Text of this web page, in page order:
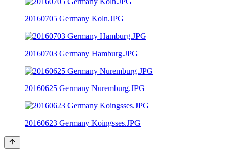
20160705 Germany Koln.JPG
20160703 Germany Hamburg.JPG
20160625 Germany Nuremburg.JPG
20160623 Germany Koingsses.JPG